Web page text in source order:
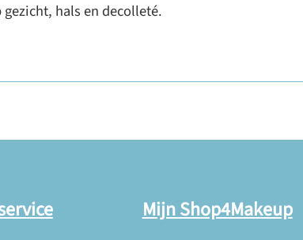
hals en decolleté.
Mijn Shop4Makeup